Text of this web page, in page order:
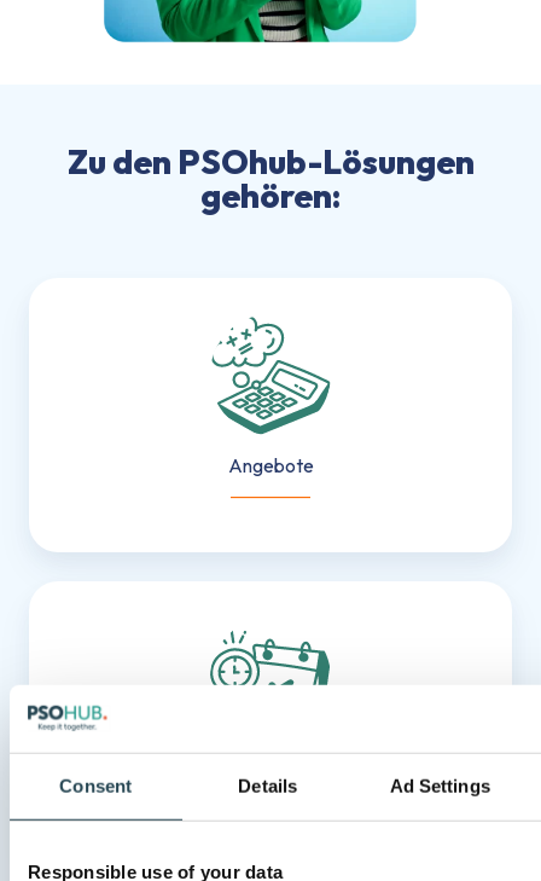
Consent Details Ad Settings
Responsible use of your data
Zu den PSOhub-Lösungen
gehören:
Angebote
___________